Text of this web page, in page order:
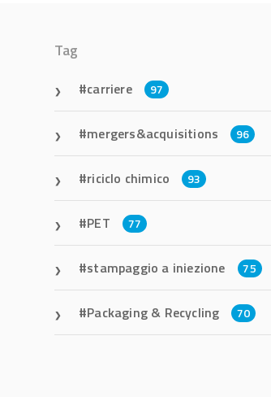
Tag
carriere 97
mergers&acquisitions 96
riciclo chimico 93
PET 77
stampaggio a iniezione 75
Packaging & Recycling 70